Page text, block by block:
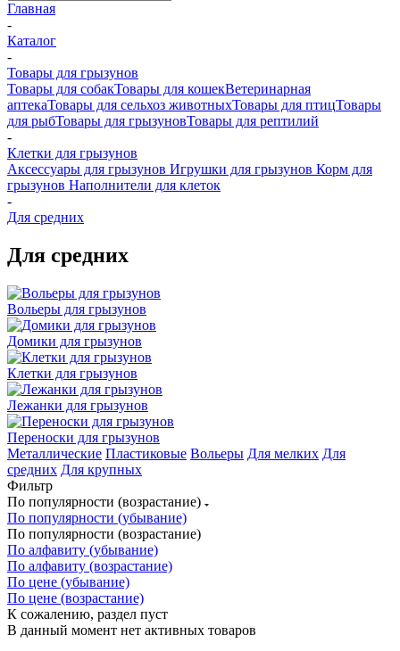
Главная
-
Каталог
-
Товары для грызунов
Товары для собакТовары для кошекВетеринарная
аптекаТовары для сельхоз животныхТовары для птицТовары
для рыбТовары для грызуновТовары для рептилий
-
Клетки для грызунов
Аксессуары для грызунов Игрушки для грызунов Корм для
грызунов Наполнители для клеток
-
Для средних
Для средних
Вольеры для грызунов
Домики для грызунов
Клетки для грызунов
Лежанки для грызунов
Переноски для грызунов
Металлические Пластиковые Вольеры Для мелких Для
средних Для крупных
Фильтр
По популярности (возрастание)
По популярности (убывание)
По популярности (возрастание)
По алфавиту (убывание)
По алфавиту (возрастание)
По цене (убывание)
По цене (возрастание)
К сожалению, раздел пуст
В данный момент нет активных товаров